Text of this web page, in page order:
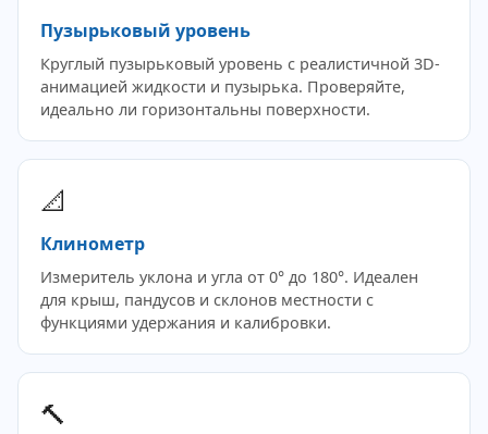
Пузырьковый уровень
Круглый пузырьковый уровень с реалистичной 3D-
анимацией жидкости и пузырька. Проверяйте,
идеально ли горизонтальны поверхности.
📐
Клинометр
Измеритель уклона и угла от 0° до 180°. Идеален
для крыш, пандусов и склонов местности с
функциями удержания и калибровки.
🔨